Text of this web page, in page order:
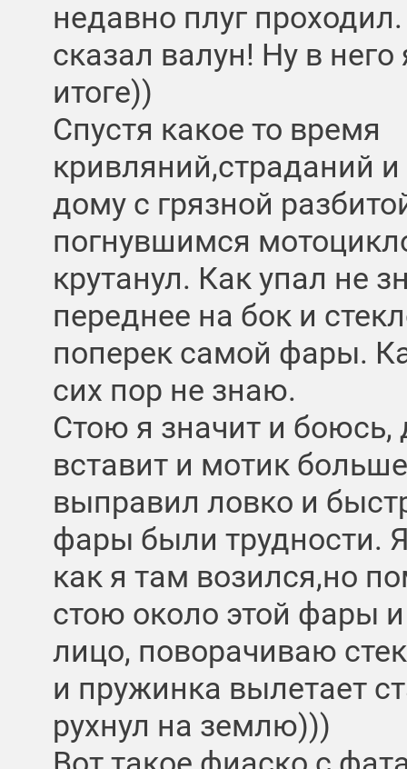
недавно плуг
сказал валун! Ну в
итоге))
Спустя какое то время
кривляний,страданий
дому с грязной
погнувшимся
крутанул. Как упал не
переднее на бок и
поперек самой фары.
сих пор не знаю.
Стою я значит и
вставит и мотик
выправил ловко и
фары были трудности.
как я там возился,но
стою около этой фары
лицо, поворачиваю
и пружинка вылетает
рухнул на землю)))